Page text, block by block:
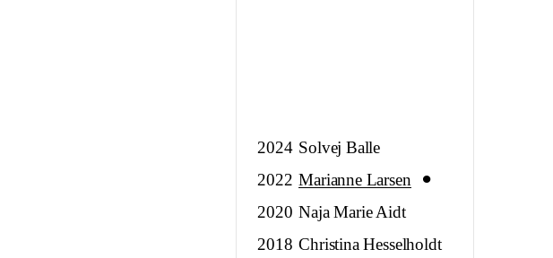
2024 Solvej Balle
2022 Marianne Larsen
2020 Naja Marie Aidt
2018 Christina Hesselholdt